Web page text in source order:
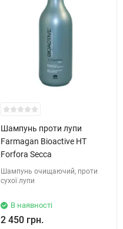
Шампунь проти лупи
Farmagan Bioactive HT
Forfora Secca
Шампунь очищаючий, проти
сухої лупи
В наявності
2 450 грн.